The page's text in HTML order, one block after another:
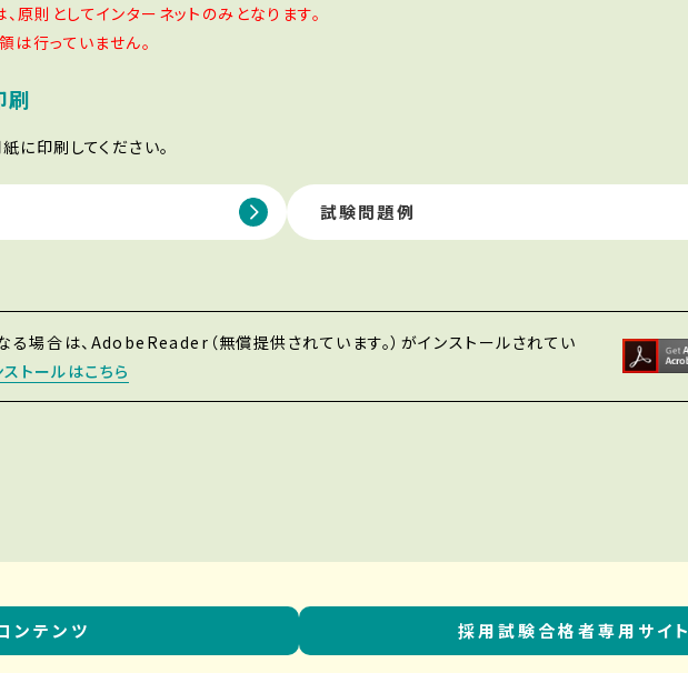
則としてインターネットのみとなります。
は行っていません。
刷
印刷してください。
試験問題例
る場合は、AdobeReader（無償提供されています。）がインストールされてい
ストールはこちら
ンテンツ 採用試験合格者専用サイト